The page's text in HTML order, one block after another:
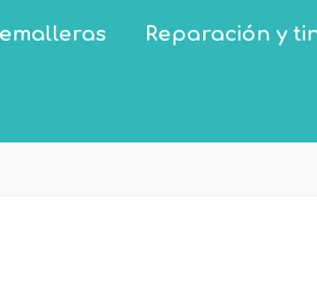
Reparación y